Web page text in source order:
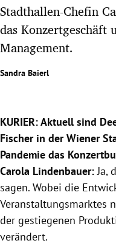
Untermenü
Untermenü
Untermenü
Stadthallen-Chefin
das Konzertgeschäft
Management.
Sandra Baierl
KURIER:Aktuell sind
Fischer in der Wiener
Pandemie das
Carola Lindenbauer:Ja,
sagen. Wobei die
Veranstaltungsmarktes
der gestiegenen
verändert.